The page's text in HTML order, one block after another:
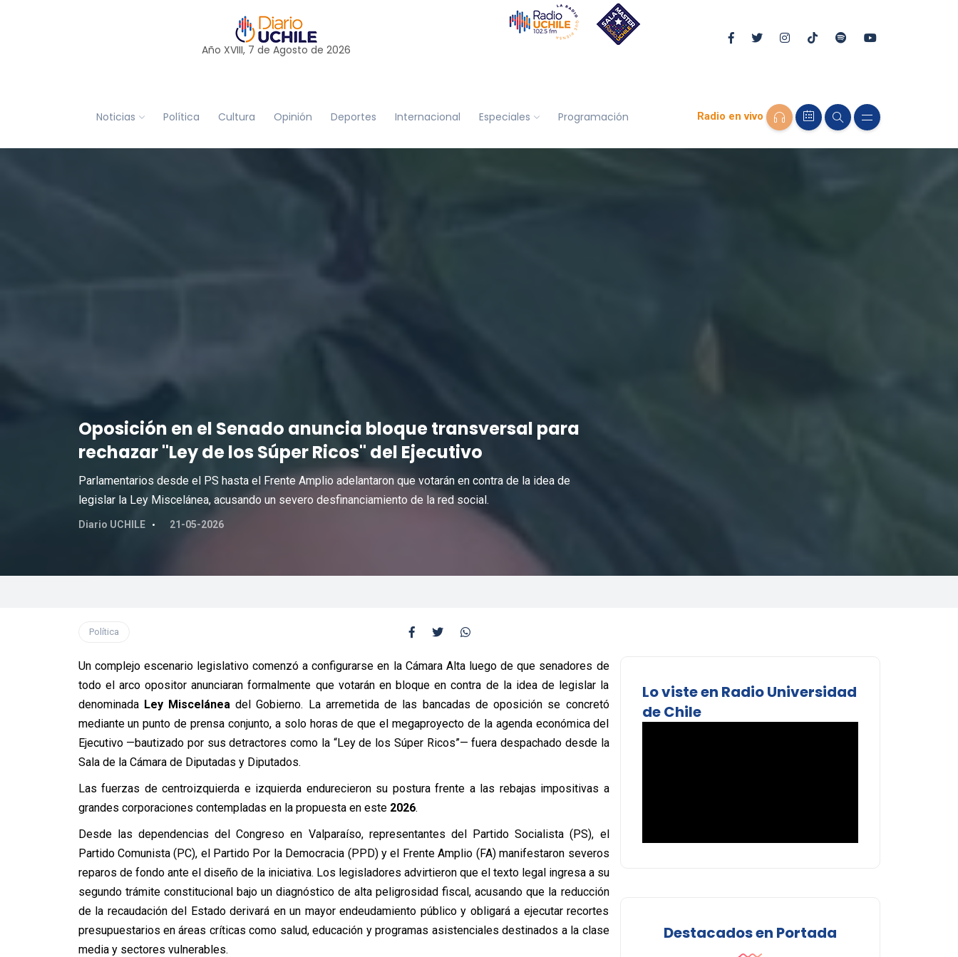
Año XVIII, 7 de Agosto de 2026
Noticias Política Cultura Opinión Deportes Internacional Especiales Programación Radio en vivo
Oposición en el Senado anuncia bloque transversal para
rechazar "Ley de los Súper Ricos" del Ejecutivo
Parlamentarios desde el PS hasta el Frente Amplio adelantaron que votarán en contra de la idea de
legislar la Ley Miscelánea, acusando un severo desfinanciamiento de la red social.
Diario UCHILE 21-05-2026
Política
Un complejo escenario legislativo comenzó a configurarse en la Cámara Alta luego de que senadores de
todo el arco opositor anunciaran formalmente que votarán en bloque en contra de la idea de legislar la
denominada Ley Misceláneadel Gobierno. La arremetida de las bancadas de oposición se concretó
mediante un punto de prensa conjunto, a solo horas de que el megaproyecto de la agenda económica del
Ejecutivo —bautizado por sus detractores como la “Ley de los Súper Ricos”— fuera despachado desde la
Sala de la Cámara de Diputadas y Diputados.
Las fuerzas de centroizquierda e izquierda endurecieron su postura frente a las rebajas impositivas a
grandes corporaciones contempladas en la propuesta en este 2026.
Desde las dependencias del Congreso en Valparaíso, representantes del Partido Socialista (PS), el
Partido Comunista (PC), el Partido Por la Democracia (PPD) y el Frente Amplio (FA) manifestaron severos
reparos de fondo ante el diseño de la iniciativa. Los legisladores advirtieron que el texto legal ingresa a su
segundo trámite constitucional bajo un diagnóstico de alta peligrosidad fiscal, acusando que la reducción
de la recaudación del Estado derivará en un mayor endeudamiento público y obligará a ejecutar recortes
presupuestarios en áreas críticas como salud, educación y programas asistenciales destinados a la clase
media y sectores vulnerables.
Lo viste en Radio Universidad
de Chile
Destacados en Portada